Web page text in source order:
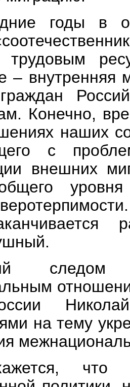
годы в
трудовым
– внутренняя
Конечно,
наших
с
внешних
уровня
на тему
что